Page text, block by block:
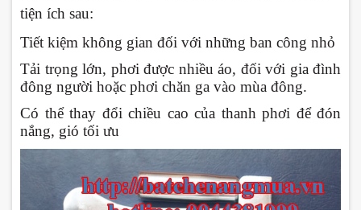
tiện ích sau:
Tiết kiệm không gian đối với những ban công nhỏ
Tải trọng lớn, phơi được nhiều áo, đối với gia đình
đông người hoặc phơi chăn ga vào mùa đông.
Có thể thay đổi chiều cao của thanh phơi để đón
nắng, gió tối ưu